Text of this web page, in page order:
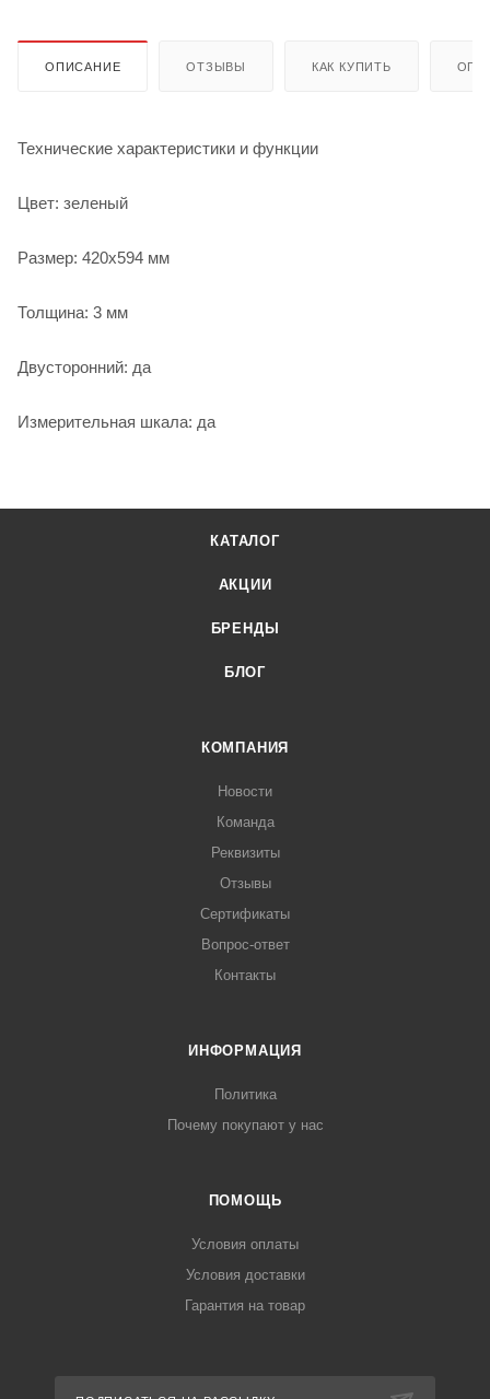
ОПИСАНИЕ ОТЗЫВЫ КАК КУПИТЬ
Технические характеристики и функции
Цвет: зеленый
Размер: 420х594 мм
Толщина: 3 мм
Двусторонний: да
Измерительная шкала: да
КАТАЛОГ
АКЦИИ
БРЕНДЫ
БЛОГ
КОМПАНИЯ
Новости
Команда
Реквизиты
Отзывы
Сертификаты
Вопрос-ответ
Контакты
ИНФОРМАЦИЯ
Политика
Почему покупают у нас
ПОМОЩЬ
Условия оплаты
Условия доставки
Гарантия на товар